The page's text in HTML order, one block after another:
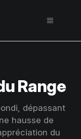
Range
dépassant
hausse de
du